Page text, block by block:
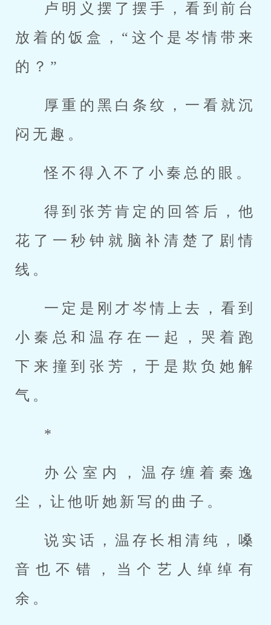
卢明义摆了摆手，看到前台
放着的饭盒，“这个是岑情带来
的？”
厚重的黑白条纹，一看就沉
闷无趣。
怪不得入不了小秦总的眼。
得到张芳肯定的回答后，他
花了一秒钟就脑补清楚了剧情
线。
一定是刚才岑情上去，看到
小秦总和温存在一起，哭着跑
下来撞到张芳，于是欺负她解
气。
*
办公室内，温存缠着秦逸
尘，让他听她新写的曲子。
说实话，温存长相清纯，嗓
音也不错，当个艺人绰绰有
余。